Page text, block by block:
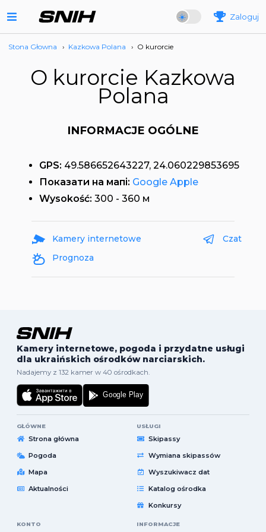
Zaloguj
Stona Głowna › Kazkowa Polana › O kurorcie
O kurorcie Kazkowa
Polana
INFORMACJE OGÓLNE
GPS: 49.586652643227, 24.060229853695
Показати на мапі: Google Apple
Wysokość: 300 - 360 м
Kamery internetowe
Czat
Prognoza
Kamery internetowe, pogoda i przydatne usługi
dla ukraińskich ośrodków narciarskich.
Nadajemy z 132 kamer w 40 ośrodkach.
GŁÓWNE
Strona główna
Pogoda
Mapa
Aktualności
USŁUGI
Skipassy
Wymiana skipassów
Wyszukiwacz dat
Katalog ośrodka
Konkursy
KONTO INFORMACJE